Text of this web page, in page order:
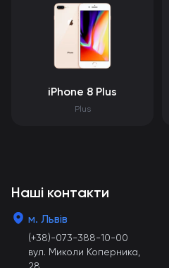
iPhone 8 Plus
Plus
Наші контакти
м. Львів
(+38)-073-388-10-00
вул. Миколи Коперника,